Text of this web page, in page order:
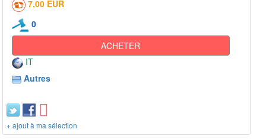
7,00 EUR
0
ACHETER
IT
Autres
+ ajout à ma sélection